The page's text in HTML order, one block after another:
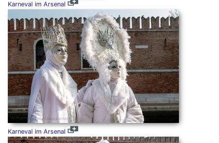
Karneval im Arsenal
Karneval im Arsenal